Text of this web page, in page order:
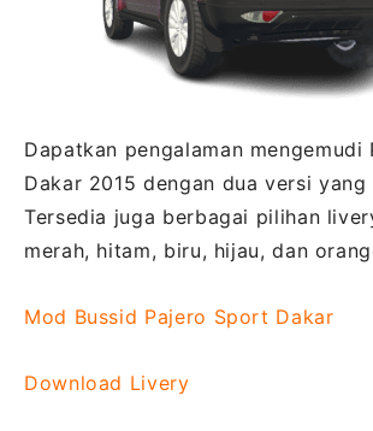
Dapatkan pengalaman mengemudi
Dakar 2015 dengan dua versi yang
Tersedia juga berbagai pilihan
merah, hitam, biru, hijau, dan
Mod Bussid Pajero Sport Dakar
Download Livery